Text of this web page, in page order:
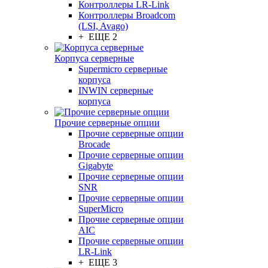
Контроллеры LR-Link
Контроллеры Broadcom
(LSI, Avago)
+ ЕЩЕ 2
Корпуса серверные
Supermicro серверные
корпуса
INWIN серверные
корпуса
Прочие серверные опции
Прочие серверные опции
Brocade
Прочие серверные опции
Gigabyte
Прочие серверные опции
SNR
Прочие серверные опции
SuperMicro
Прочие серверные опции
AIC
Прочие серверные опции
LR-Link
+ ЕЩЕ 3